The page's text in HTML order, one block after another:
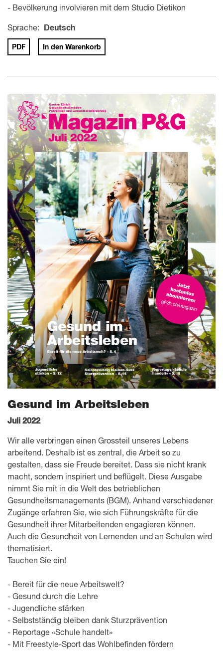
- Bevölkerung involvieren mit dem Studio Dietikon
Sprache: Deutsch
PDF In den Warenkorb
Gesund im Arbeitsleben
Juli 2022
Wir alle verbringen einen Grossteil unseres Lebens
arbeitend. Deshalb ist es zentral, die Arbeit so zu
gestalten, dass sie Freude bereitet. Dass sie nicht krank
macht, sondern inspiriert und beflügelt. Diese Ausgabe
nimmt Sie mit in die Welt des betrieblichen
Gesundheitsmanagements (BGM). Anhand verschiedener
Zugänge erfahren Sie, wie sich Führungskräfte für die
Gesundheit ihrer Mitarbeitenden engagieren können.
Auch die Gesundheit von Lernenden und an Schulen wird
thematisiert.
Tauchen Sie ein!
- Bereit für die neue Arbeitswelt?
- Gesund durch die Lehre
- Jugendliche stärken
- Selbstständig bleiben dank Sturzprävention
- Reportage «Schule handelt»
- Mit Freestyle-Sport das Wohlbefinden fördern